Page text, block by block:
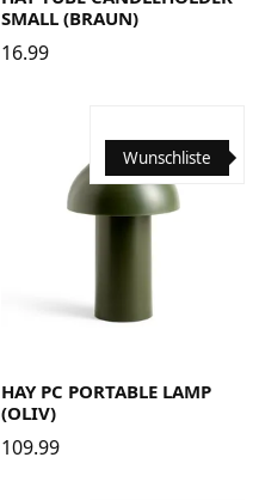
SMALL (BRAUN)
16.99
Wunschliste
HAY PC PORTABLE LAMP
(OLIV)
109.99